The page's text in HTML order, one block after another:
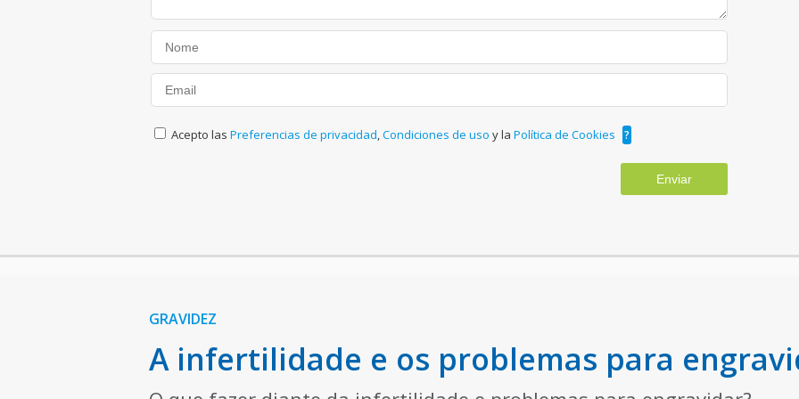
Acepto lasPreferencias de privacidad ,Condiciones de usoy laPolítica de Cookies ?
Enviar
GRAVIDEZ
A infertilidade e os problemas para